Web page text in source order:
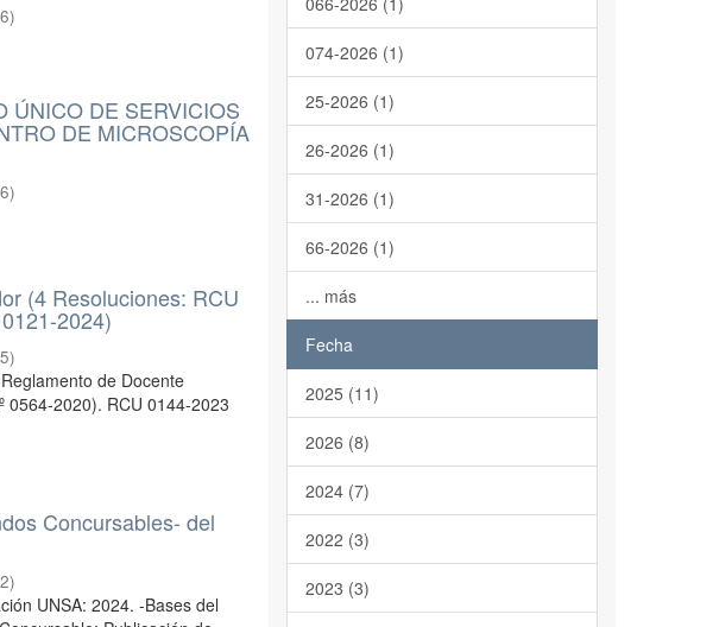
)
ÚNICO DE SERVICIOS
DE MICROSCOPÍA
)
(4 Resoluciones: RCU
2024)
)
de Docente
0564-2020). RCU 0144-2023
Concursables- del
)
UNSA: 2024. -Bases del
074-2026 (1)
25-2026 (1)
26-2026 (1)
31-2026 (1)
66-2026 (1)
... más
Fecha
2025 (11)
2026 (8)
2024 (7)
2022 (3)
2023 (3)